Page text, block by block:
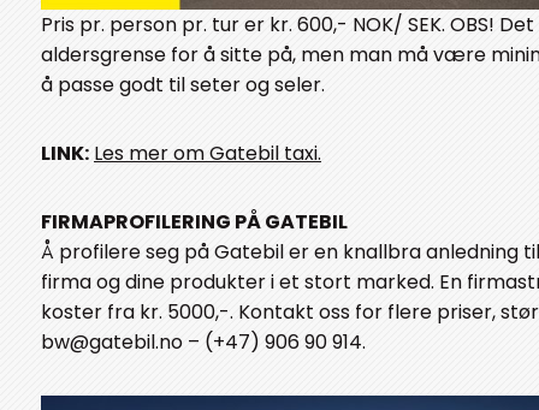
Pris pr. person pr. tur er kr. 600,- NOK/ SEK. OBS!
aldersgrense for å sitte på, men man må være
å passe godt til seter og seler.
LINK: Les mer om Gatebil taxi.
FIRMAPROFILERING PÅ GATEBIL
Å profilere seg på Gatebil er en knallbra anledning
firma og dine produkter i et stort marked. En
koster fra kr. 5000,-. Kontakt oss for flere priser,
bw@gatebil.no – (+47) 906 90 914.